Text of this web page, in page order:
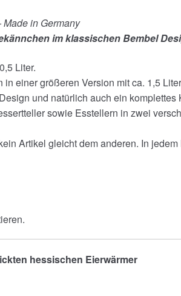
in Germany
im klassischen Bembel
Liter.
einer größeren Version mit ca. 1,5
und natürlich auch ein komplettes
sowie Esstellern in zwei
Artikel gleicht dem anderen. In
hessischen Eierwärmer